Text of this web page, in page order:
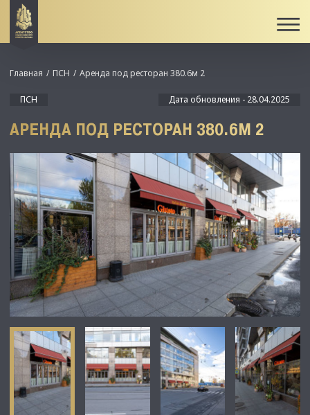
Главная ПСН Аренда под ресторан 380.6м 2
ПСН Дата обновления - 28.04.2025
АРЕНДА ПОД РЕСТОРАН 380.6М 2